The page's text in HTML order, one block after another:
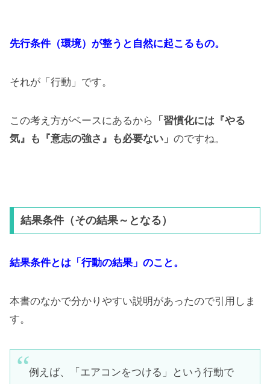
先行条件（環境）が整うと自然に起こるもの。
それが「行動」です。
この考え方がベースにあるから
「習慣化には『やる
気』も『意志の強さ』も必要ない」 のですね。
結果条件（その結果～となる）
結果条件とは「行動の結果」のこと。
本書のなかで分かりやすい説明があったので引用しま
す。
例えば、「エアコンをつける」という行動で